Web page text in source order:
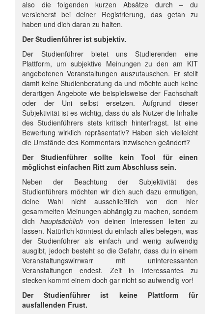
also die folgenden kurzen Absätze durch – du
versicherst bei deiner Registrierung, das getan zu
haben und dich daran zu halten.
Der Studienführer ist subjektiv.
Der Studienführer bietet uns Studierenden eine
Plattform, um subjektive Meinungen zu den am KIT
angebotenen Veranstaltungen auszutauschen. Er stellt
damit keine Studienberatung da und möchte auch keine
derartigen Angebote wie beispielsweise der Fachschaft
oder der Uni selbst ersetzen. Aufgrund dieser
Subjektivität ist es wichtig, dass du als Nutzer die Inhalte
des Studienführers stets kritisch hinterfragst. Ist eine
Bewertung wirklich repräsentativ? Haben sich vielleicht
die Umstände des Kommentars inzwischen geändert?
Der Studienführer sollte kein Tool für einen
möglichst einfachen Ritt zum Abschluss sein.
Neben der Beachtung der Subjektivität des
Studienführers möchten wir dich auch dazu ermutigen,
deine Wahl nicht ausschließlich von den hier
gesammelten Meinungen abhängig zu machen, sondern
dich hauptsächlichvon deinen Interessen leiten zu
lassen. Natürlich könntest du einfach alles belegen, was
der Studienführer als einfach und wenig aufwendig
ausgibt, jedoch besteht so die Gefahr, dass du in einem
Veranstaltungswirrwarr mit uninteressanten
Veranstaltungen endest. Zeit in Interessantes zu
stecken kommt einem doch gar nicht so aufwendig vor!
Der Studienführer ist keine Plattform für
ausfallenden Frust.